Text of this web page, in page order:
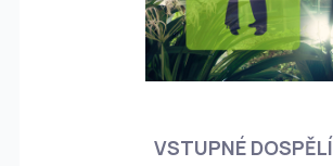
VSTUPNÉ DOSPĚLÍ